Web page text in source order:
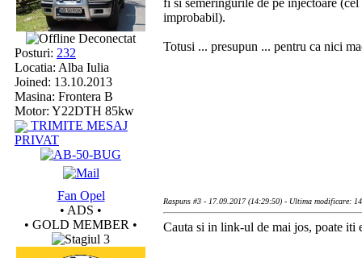
Deconectat
Posturi: 232
Locatia: Alba Iulia
Joined: 13.10.2013
Masina: Frontera B
Motor: Y22DTH 85kw
TRIMITE MESAJ
PRIVAT
improbabil).
Totusi ... presupun ... pentru ca nici
Fan Opel
• ADS •
• GOLD MEMBER •
Raspuns #3 - 17.09.2017 (14:29:50) - Ultima modificare:
Cauta si in link-ul de mai jos, poate iti